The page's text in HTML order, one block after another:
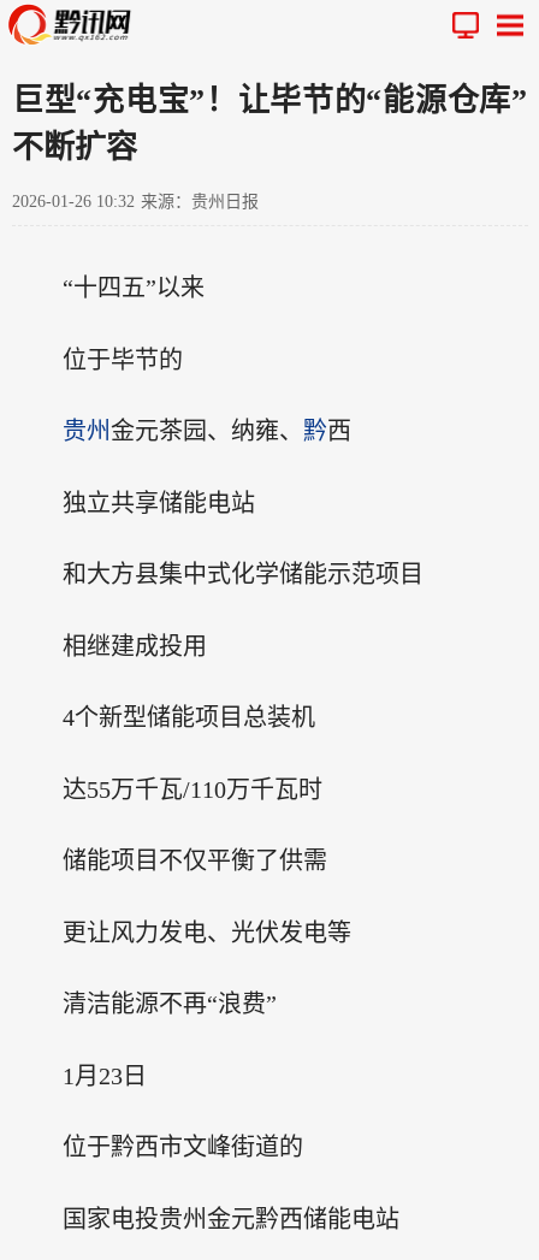
巨型“充电宝”！让毕节的“能源仓库”
不断扩容
2026-01-26 10:32 来源：贵州日报
“十四五”以来
位于毕节的
贵州金元茶园、纳雍、 黔西
独立共享储能电站
和大方县集中式化学储能示范项目
相继建成投用
4个新型储能项目总装机
达55万千瓦/110万千瓦时
储能项目不仅平衡了供需
更让风力发电、光伏发电等
清洁能源不再“浪费”
1月23日
位于黔西市文峰街道的
国家电投贵州金元黔西储能电站